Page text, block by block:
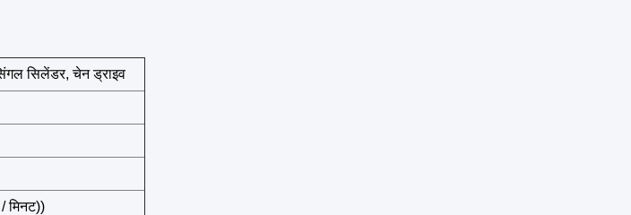
सिलेंडर, चेन ड्राइव
मिनट))